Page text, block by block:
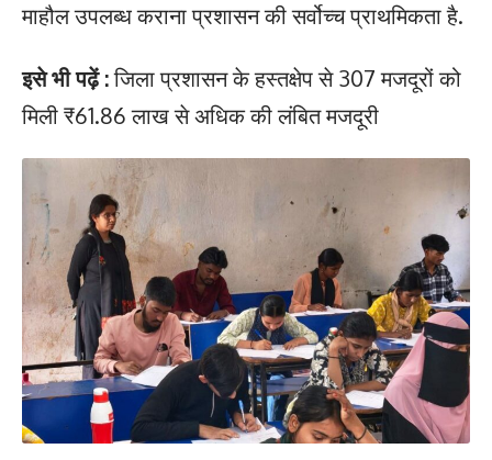
माहौल उपलब्ध कराना प्रशासन की सर्वोच्च प्राथमिकता है.
इसे भी पढ़ें :जिला प्रशासन के हस्तक्षेप से 307 मजदूरों को
मिली ₹61.86 लाख से अधिक की लंबित मजदूरी